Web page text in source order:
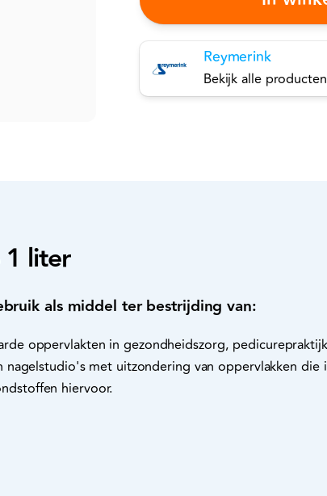
Reymerink
Bekijk alle producten
liter
als middel ter bestrijding van:
oppervlakten in gezondheidszorg,
nagelstudio's met uitzondering van oppervlakken die
hiervoor.